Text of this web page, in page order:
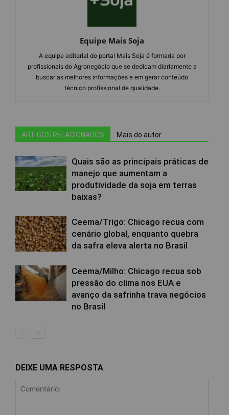
Equipe Mais Soja
A equipe editorial do portal Mais Soja é formada por
profissionais do Agronegócio que se dedicam diariamente a
buscar as melhores informações e em gerar conteúdo
técnico profissional de qualidade.
ARTIGOS RELACIONADOS Mais do autor
Quais são as principais práticas de
manejo que aumentam a
produtividade da soja em terras
baixas?
Ceema/Trigo: Chicago recua com
cenário global, enquanto quebra
da safra eleva alerta no Brasil
Ceema/Milho: Chicago recua sob
pressão do clima nos EUA e
avanço da safrinha trava negócios
no Brasil
DEIXE UMA RESPOSTA